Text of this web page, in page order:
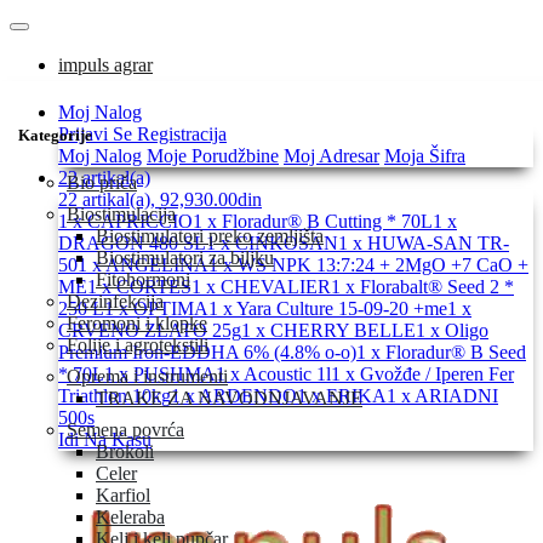
impuls agrar
Kategorije
Bio priča
Biostimulacija
Biostimulatori preko zemljišta
Biostimulatori za biljku
Fitohormoni
Dezinfekcija
Feromoni i klopke
Folije i agrotekstili
Oprema i instrumenti
TRAKE ZA NAVODNJAVANJE
Semena povrća
Brokoli
Celer
Karfiol
Keleraba
Moj Nalog
Prijavi Se Registracija
Moj Nalog Moje Porudžbine Moj Adresar Moja Šifra
22 artikal(a)
22 artikal(a), 92,930.00din
1 x CAPRICCIO1 x Floradur® B Cutting * 70L1 x
DRAGON 480 SL1 x CINKOSAN1 x HUWA-SAN TR-
501 x ANGELINA1 x WS NPK 13:7:24 + 2MgO +7 CaO +
ME1 x CORTES1 x CHEVALIER1 x Florabalt® Seed 2 *
250 L1 x OPTIMA1 x Yara Culture 15-09-20 +me1 x
CRVENO ZLATO 25g1 x CHERRY BELLE1 x Oligo
Premium Iron-EDDHA 6% (4.8% o-o)1 x Floradur® B Seed
* 70L1 x PUSHMA1 x Acoustic 1l1 x Gvožđe / Iperen Fer
Triathlon 10kg1 x ARDENDO1 x ERIKA1 x ARIADNI
500s
Idi Na Kasu